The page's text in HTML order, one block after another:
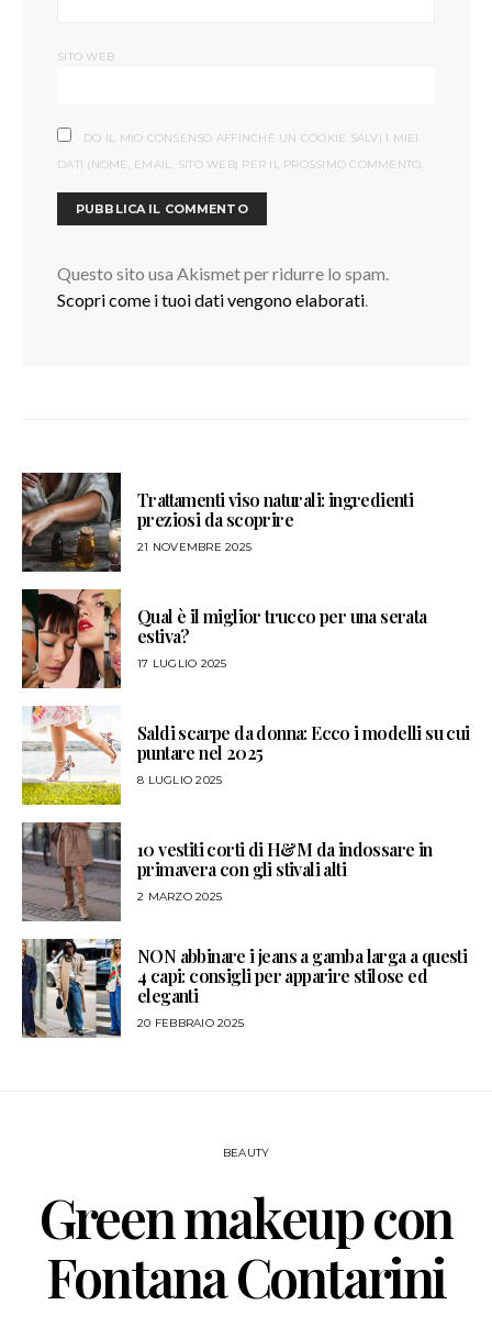
SITO WEB
DO IL MIO CONSENSO AFFINCHÉ UN COOKIE SALVI I MIEI
DATI (NOME, EMAIL, SITO WEB) PER IL PROSSIMO COMMENTO.
Questo sito usa Akismet per ridurre lo spam.
Scopri come i tuoi dati vengono elaborati.
Trattamenti viso naturali: ingredienti
preziosi da scoprire
21 NOVEMBRE 2025
Qual è il miglior trucco per una serata
estiva?
17 LUGLIO 2025
Saldi scarpe da donna: Ecco i modelli su cui
puntare nel 2025
8 LUGLIO 2025
10 vestiti corti di H&M da indossare in
primavera con gli stivali alti
2 MARZO 2025
NON abbinare i jeans a gamba larga a questi
4 capi: consigli per apparire stilose ed
eleganti
20 FEBBRAIO 2025
BEAUTY
Green makeup con
Fontana Contarini